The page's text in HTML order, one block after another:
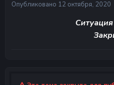
Опубликовано 12 октября, 2020